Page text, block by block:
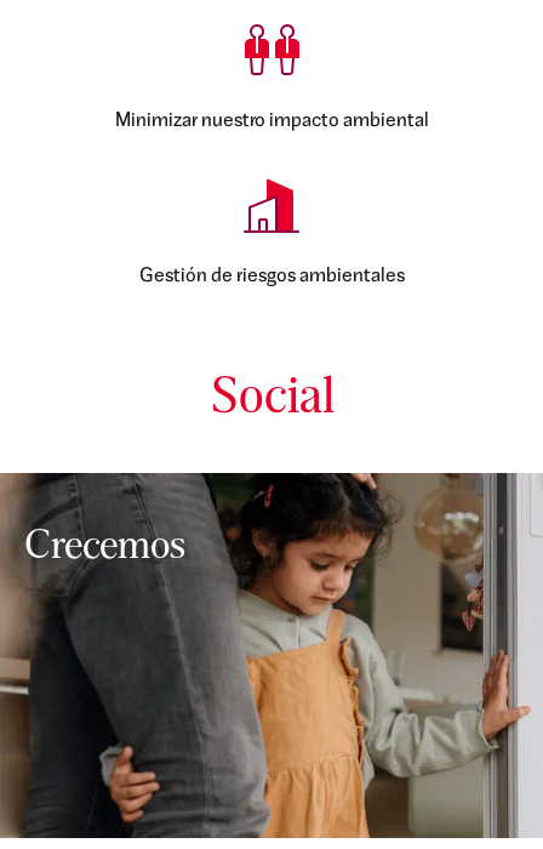
Minimizar nuestro impacto ambiental
Gestión de riesgos ambientales
Social
Crecemos